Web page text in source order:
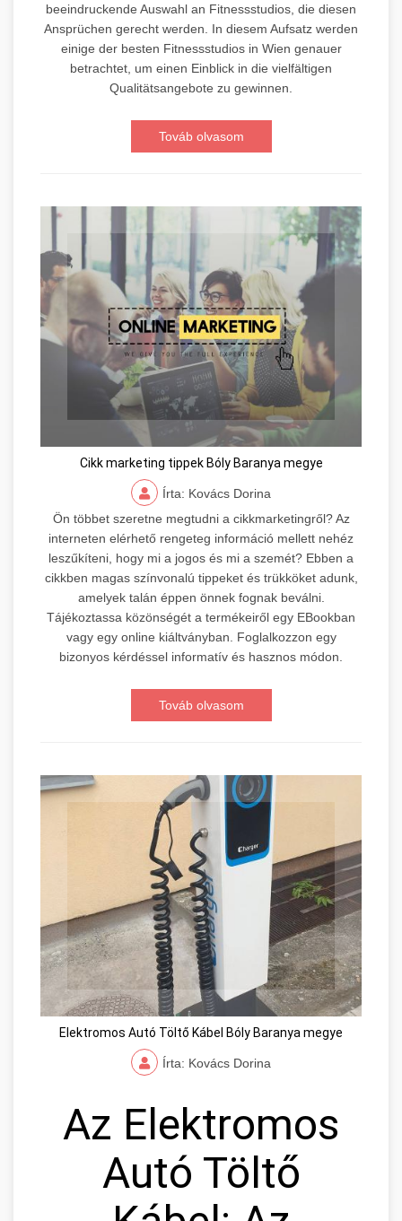
beeindruckende Auswahl an Fitnessstudios, die diesen
Ansprüchen gerecht werden. In diesem Aufsatz werden
einige der besten Fitnessstudios in Wien genauer
betrachtet, um einen Einblick in die vielfältigen
Qualitätsangebote zu gewinnen.
Továb olvasom
Cikk marketing tippek Bóly Baranya megye
Írta: Kovács Dorina
Ön többet szeretne megtudni a cikkmarketingről? Az
interneten elérhető rengeteg információ mellett nehéz
leszűkíteni, hogy mi a jogos és mi a szemét? Ebben a
cikkben magas színvonalú tippeket és trükköket adunk,
amelyek talán éppen önnek fognak beválni.
Tájékoztassa közönségét a termékeiről egy EBookban
vagy egy online kiáltványban. Foglalkozzon egy
bizonyos kérdéssel informatív és hasznos módon.
Továb olvasom
Elektromos Autó Töltő Kábel Bóly Baranya megye
Írta: Kovács Dorina
Az Elektromos
Autó Töltő